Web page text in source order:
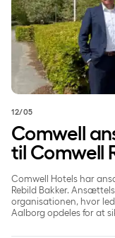
12/05
Comwell
til Comwell
Comwell Hotels har
Rebild Bakker.
organisationen, hvor
Aalborg opdeles for at